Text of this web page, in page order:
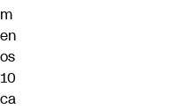
m
en
os
10
ca